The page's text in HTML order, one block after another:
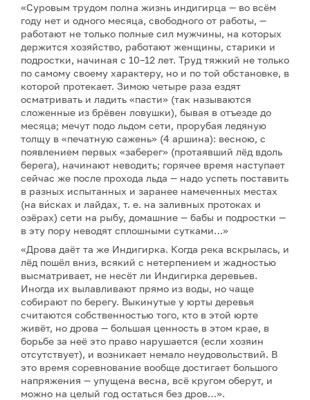
«Суровым трудом полна жизнь индигирца — во всём
году нет и одного месяца, свободного от работы, —
работают не только полные сил мужчины, на которых
держится хозяйство, работают женщины, старики и
подростки, начиная с 10–12 лет. Труд тяжкий не только
по самому своему характеру, но и по той обстановке, в
которой протекает. Зимою четыре раза ездят
осматривать и ладить «пасти» (так называются
сложенные из брёвен ловушки), бывая в отъезде до
месяца; мечут подо льдом сети, прорубая ледяную
толщу в «печатную сажень» (4 аршина): весною, с
появлением первых «заберег» (протаявший лёд вдоль
берега), начинают неводить; горячее время наступает
сейчас же после прохода льда — надо успеть поставить
в разных испытанных и заранее намеченных местах
(на ви́сках и лайдах, т. е. на заливных протоках и
озёрах) сети на рыбу, домашние — бабы и подростки —
в эту пору неводят сплошными сутками…»
«Дрова даёт та же Индигирка. Когда река вскрылась, и
лёд пошёл вниз, всякий с нетерпением и жадностью
высматривает, не несёт ли Индигирка деревьев.
Иногда их вылавливают прямо из воды, но чаще
собирают по берегу. Выкинутые у юрты деревья
считаются собственностью того, кто в этой юрте
живёт, но дрова — большая ценность в этом крае, в
борьбе за неё это право нарушается (если хозяин
отсутствует), и возникает немало неудовольствий. В
это время соревнование вообще достигает большого
напряжения — упущена весна, всё кругом оберут, и
можно на целый год остаться без дров…».